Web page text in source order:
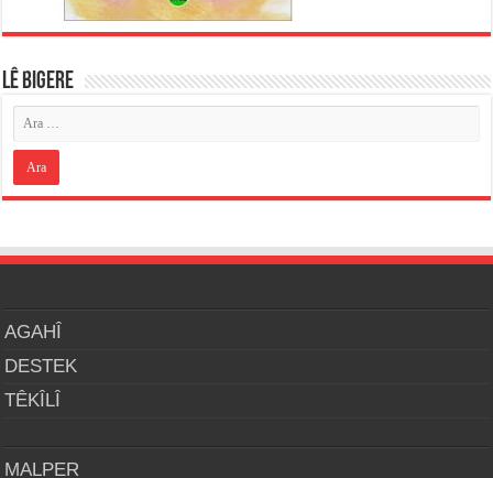
LÊ BIGERE
AGAHÎ
DESTEK
TÊKÎLÎ
MALPER